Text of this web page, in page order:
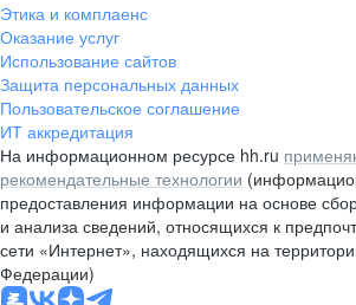
Этика и комплаенс
Оказание услуг
Использование сайтов
Защита персональных данных
Пользовательское соглашение
ИТ аккредитация
На информационном ресурсе hh.ru
рекомендательные технологии
предоставления информации на основе
и анализа сведений, относящихся к
сети «Интернет», находящихся на
Федерации)